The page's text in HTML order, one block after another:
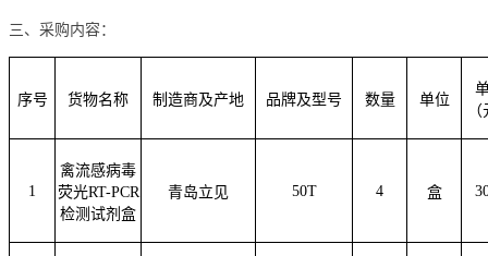
三、采购内容：
序号 货物名称 制造商及产地 品牌及型号 数量 单位
1
禽流感病毒
荧光RT-PCR
检测试剂盒
青岛立见 50T 4 盒